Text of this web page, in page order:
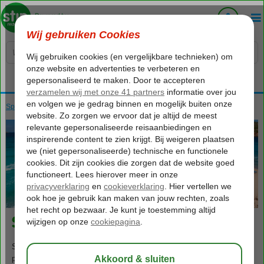
Voelt als thuiskomen...
Spanje Balearen Ibiza San Antonio
va 290
o.b.v. 2 personen
San Antonio
San Antonio staat bekend als een eigentijdse kustplaats met
prachtige stranden. Hier is de iconische Ibiza-sound ontstaan, die je